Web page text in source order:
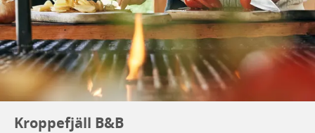
Kroppefjäll B&B